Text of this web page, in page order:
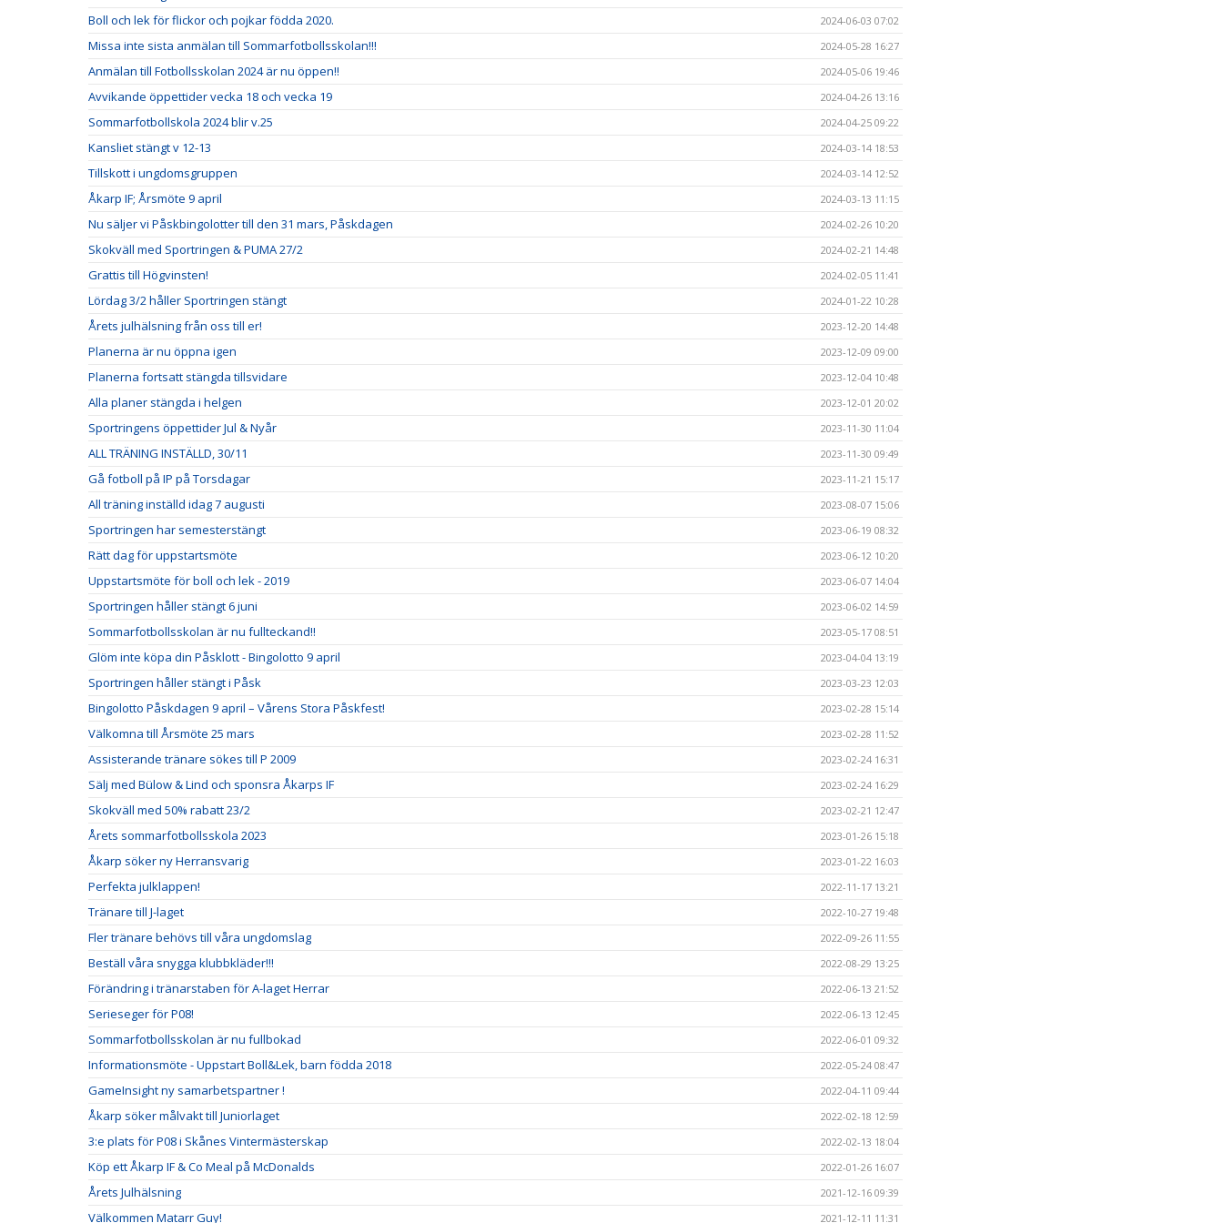
Boll och lek för flickor och pojkar födda 2020. 2024-06-03 07:02
Missa inte sista anmälan till Sommarfotbollsskolan!!! 2024-05-28 16:27
Anmälan till Fotbollsskolan 2024 är nu öppen!! 2024-05-06 19:46
Avvikande öppettider vecka 18 och vecka 19 2024-04-26 13:16
Sommarfotbollskola 2024 blir v.25 2024-04-25 09:22
Kansliet stängt v 12-13 2024-03-14 18:53
Tillskott i ungdomsgruppen 2024-03-14 12:52
Åkarp IF; Årsmöte 9 april 2024-03-13 11:15
Nu säljer vi Påskbingolotter till den 31 mars, Påskdagen 2024-02-26 10:20
Skokväll med Sportringen & PUMA 27/2 2024-02-21 14:48
Grattis till Högvinsten! 2024-02-05 11:41
Lördag 3/2 håller Sportringen stängt 2024-01-22 10:28
Årets julhälsning från oss till er! 2023-12-20 14:48
Planerna är nu öppna igen 2023-12-09 09:00
Planerna fortsatt stängda tillsvidare 2023-12-04 10:48
Alla planer stängda i helgen 2023-12-01 20:02
Sportringens öppettider Jul & Nyår 2023-11-30 11:04
ALL TRÄNING INSTÄLLD, 30/11 2023-11-30 09:49
Gå fotboll på IP på Torsdagar 2023-11-21 15:17
All träning inställd idag 7 augusti 2023-08-07 15:06
Sportringen har semesterstängt 2023-06-19 08:32
Rätt dag för uppstartsmöte 2023-06-12 10:20
Uppstartsmöte för boll och lek - 2019 2023-06-07 14:04
Sportringen håller stängt 6 juni 2023-06-02 14:59
Sommarfotbollsskolan är nu fullteckand!! 2023-05-17 08:51
Glöm inte köpa din Påsklott - Bingolotto 9 april 2023-04-04 13:19
Sportringen håller stängt i Påsk 2023-03-23 12:03
Bingolotto Påskdagen 9 april – Vårens Stora Påskfest! 2023-02-28 15:14
Välkomna till Årsmöte 25 mars 2023-02-28 11:52
Assisterande tränare sökes till P 2009 2023-02-24 16:31
Sälj med Bülow & Lind och sponsra Åkarps IF 2023-02-24 16:29
Skokväll med 50% rabatt 23/2 2023-02-21 12:47
Årets sommarfotbollsskola 2023 2023-01-26 15:18
Åkarp söker ny Herransvarig 2023-01-22 16:03
Perfekta julklappen! 2022-11-17 13:21
Tränare till J-laget 2022-10-27 19:48
Fler tränare behövs till våra ungdomslag 2022-09-26 11:55
Beställ våra snygga klubbkläder!!! 2022-08-29 13:25
Förändring i tränarstaben för A-laget Herrar 2022-06-13 21:52
Serieseger för P08! 2022-06-13 12:45
Sommarfotbollsskolan är nu fullbokad 2022-06-01 09:32
Informationsmöte - Uppstart Boll&Lek, barn födda 2018 2022-05-24 08:47
GameInsight ny samarbetspartner ! 2022-04-11 09:44
Åkarp söker målvakt till Juniorlaget 2022-02-18 12:59
3:e plats för P08 i Skånes Vintermästerskap 2022-02-13 18:04
Köp ett Åkarp IF & Co Meal på McDonalds 2022-01-26 16:07
Årets Julhälsning 2021-12-16 09:39
Välkommen Matarr Guy! 2021-12-11 11:31